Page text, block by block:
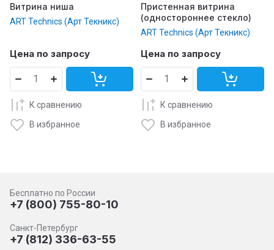
Витрина ниша
ART Technics (Арт Текникс)
Цена по запросу
К сравнению
В избранное
Пристенная витрина
(одностороннее стекло)
ART Technics (Арт Текникс)
Цена по запросу
К сравнению
В избранное
Бесплатно по России
+7 (800) 755-80-10
Санкт-Петербург
+7 (812) 336-63-55